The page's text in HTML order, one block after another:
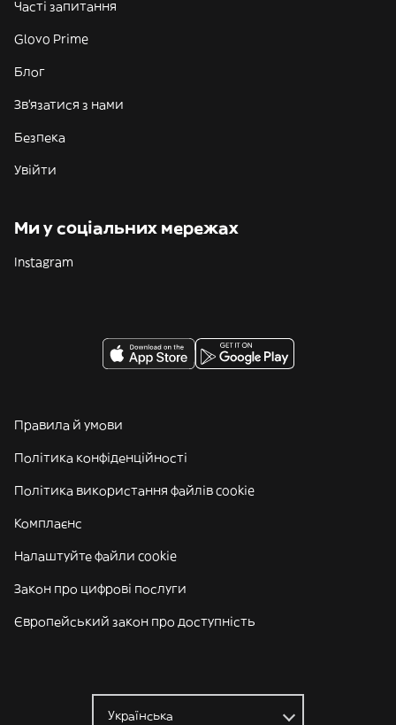
Часті запитання
Glovo Prime
Блог
Зв'язатися з нами
Безпека
Увійти
Ми у соціальних мережах
Instagram
Правила й умови
Політика конфіденційності
Політика використання файлів cookie
Комплаєнс
Налаштуйте файли cookie
Закон про цифрові послуги
Європейський закон про доступність